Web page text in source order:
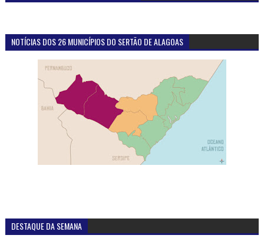
NOTÍCIAS DOS 26 MUNICÍPIOS DO SERTÃO DE ALAGOAS
DESTAQUE DA SEMANA